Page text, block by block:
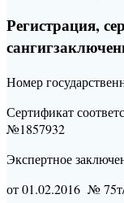
Регистрация,
Номер
Сертификат
№1857932
Экспертное
от 01.02.2016 №